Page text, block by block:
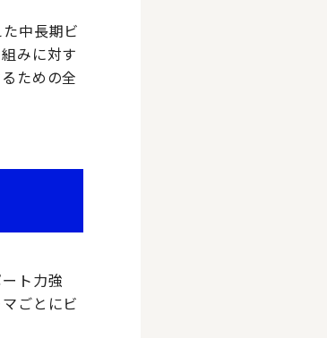
中長期ビ
みに対す
ための全
ト力強
ごとにビ